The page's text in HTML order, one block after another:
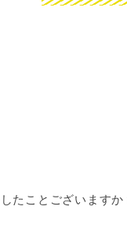
たことございますか